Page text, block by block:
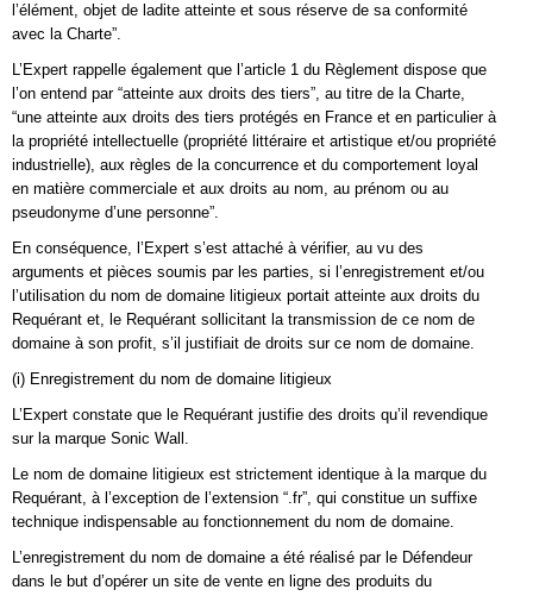
l’élément, objet de ladite atteinte et sous réserve de sa conformité
avec la Charte”.
L’Expert rappelle également que l’article 1 du Règlement dispose que
l’on entend par “atteinte aux droits des tiers”, au titre de la Charte,
“une atteinte aux droits des tiers protégés en France et en particulier à
la propriété intellectuelle (propriété littéraire et artistique et/ou propriété
industrielle), aux règles de la concurrence et du comportement loyal
en matière commerciale et aux droits au nom, au prénom ou au
pseudonyme d’une personne”.
En conséquence, l’Expert s’est attaché à vérifier, au vu des
arguments et pièces soumis par les parties, si l’enregistrement et/ou
l’utilisation du nom de domaine litigieux portait atteinte aux droits du
Requérant et, le Requérant sollicitant la transmission de ce nom de
domaine à son profit, s’il justifiait de droits sur ce nom de domaine.
(i) Enregistrement du nom de domaine litigieux
L’Expert constate que le Requérant justifie des droits qu’il revendique
sur la marque Sonic Wall.
Le nom de domaine litigieux est strictement identique à la marque du
Requérant, à l’exception de l’extension “.fr”, qui constitue un suffixe
technique indispensable au fonctionnement du nom de domaine.
L’enregistrement du nom de domaine a été réalisé par le Défendeur
dans le but d’opérer un site de vente en ligne des produits du